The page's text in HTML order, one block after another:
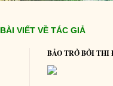
BÀI VIẾT VỀ TÁC GIẢ
BẢO TRỞ BỞI